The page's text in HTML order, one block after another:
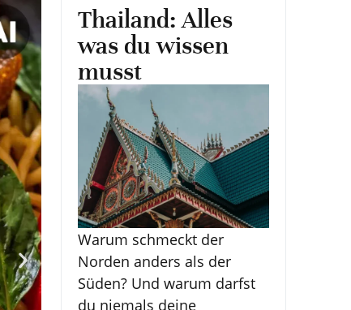
Thailand: Alles
was du wissen
musst
Warum schmeckt der
Norden anders als der
Süden? Und warum darfst
du niemals deine